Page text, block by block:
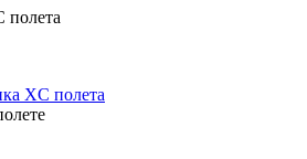
полета
XC полета